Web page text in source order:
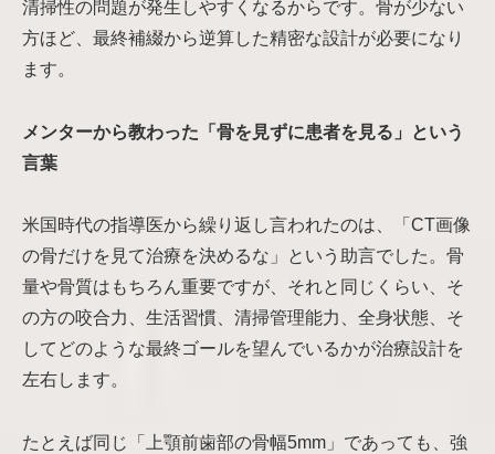
清掃性の問題が発生しやすくなるからです。骨が少ない
方ほど、最終補綴から逆算した精密な設計が必要になり
ます。
メンターから教わった「骨を見ずに患者を見る」という
言葉
米国時代の指導医から繰り返し言われたのは、「CT画像
の骨だけを見て治療を決めるな」という助言でした。骨
量や骨質はもちろん重要ですが、それと同じくらい、そ
の方の咬合力、生活習慣、清掃管理能力、全身状態、そ
してどのような最終ゴールを望んでいるかが治療設計を
左右します。
たとえば同じ「上顎前歯部の骨幅5mm」であっても、強